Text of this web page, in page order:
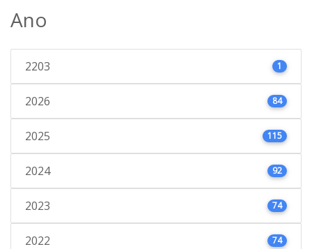
Ano
2203 1
2026 84
2025 115
2024 92
2023 74
2022 74